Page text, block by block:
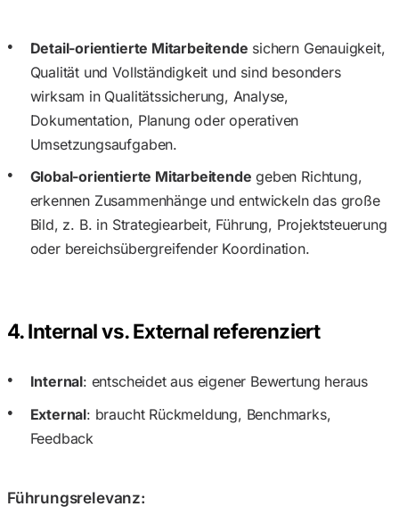
Detail-orientierte Mitarbeitende sichern Genauigkeit,
Qualität und Vollständigkeit und sind besonders
wirksam in Qualitätssicherung, Analyse,
Dokumentation, Planung oder operativen
Umsetzungsaufgaben.
Global-orientierte Mitarbeitende geben Richtung,
erkennen Zusammenhänge und entwickeln das große
Bild, z. B. in Strategiearbeit, Führung, Projektsteuerung
oder bereichsübergreifender Koordination.
4. Internal vs. External referenziert
Internal: entscheidet aus eigener Bewertung heraus
External: braucht Rückmeldung, Benchmarks,
Feedback
Führungsrelevanz: